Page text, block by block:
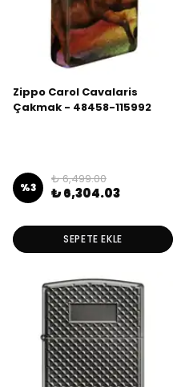
Zippo Carol Cavalaris
Çakmak - 48458-115992
%3
₺ 6,499.00
₺ 6,304.03
SEPETE EKLE